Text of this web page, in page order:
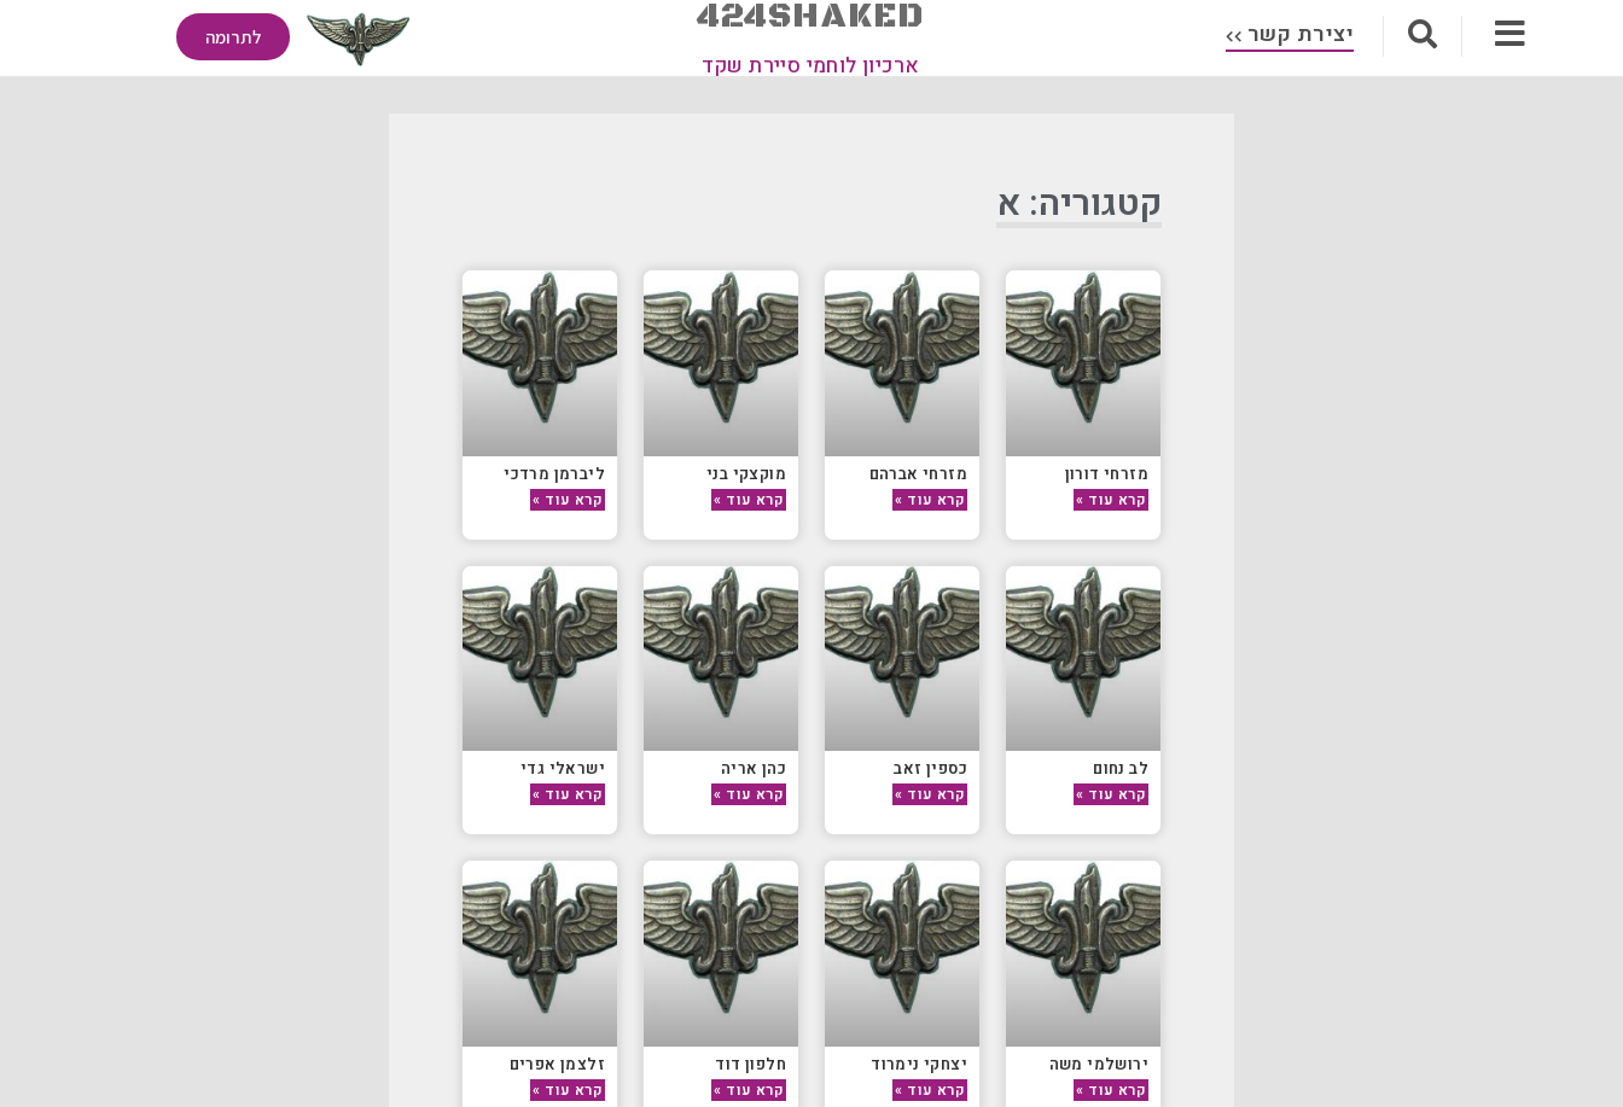
יצירת קשר 424SHAKED
ארכיון לוחמי סיירת שקד
לתרומה
קטגוריה: א
מזרחי דורון
קרא עוד »
מזרחי אברהם
קרא עוד »
מוקצקי בני
קרא עוד »
ליברמן מרדכי
קרא עוד »
לב נחום
קרא עוד »
כספין זאב
קרא עוד »
כהן אריה
קרא עוד »
ישראלי גדי
קרא עוד »
ירושלמי משה
קרא עוד »
יצחקי נימרוד
קרא עוד »
חלפון דוד
קרא עוד »
זלצמן אפרים
קרא עוד »